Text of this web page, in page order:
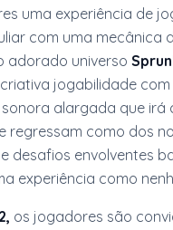
uma experiência de
com uma mecânica
adorado universo
jogabilidade
sonora alargada que
como dos
desafios envolventes
experiência como
os jogadores são